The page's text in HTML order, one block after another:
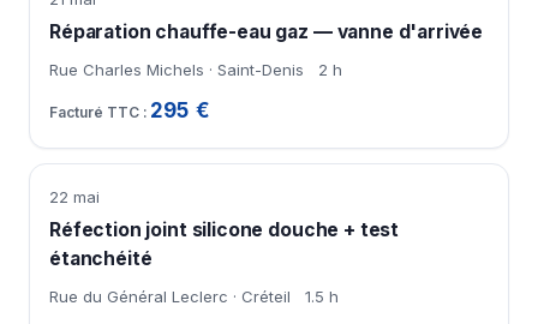
Réparation chauffe-eau gaz — vanne d'arrivée
Rue Charles Michels · Saint-Denis 2 h
295 €
22 mai
Réfection joint silicone douche + test
étanchéité
Rue du Général Leclerc · Créteil 1.5 h